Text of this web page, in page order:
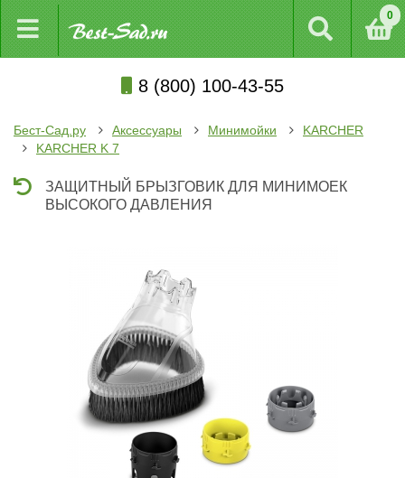
0
8 (800) 100-43-55
Бест-Сад.ру Аксессуары Минимойки
KARCHER
KARCHER K 7
ЗАЩИТНЫЙ БРЫЗГОВИК ДЛЯ МИНИМОЕК
ВЫСОКОГО ДАВЛЕНИЯ